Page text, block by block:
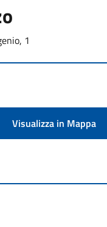
1
Visualizza in Mappa